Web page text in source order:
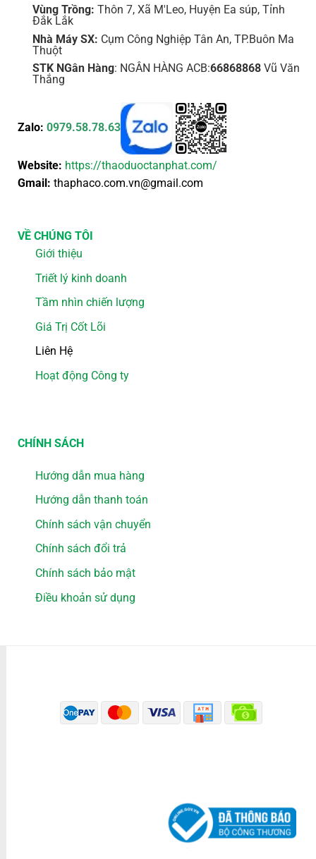
Vùng Trồng: Thôn 7, Xã M'Leo, Huyện Ea súp, Tỉnh
Đắk Lắk
Nhà Máy SX: Cụm Công Nghiệp Tân An, TP.Buôn Ma
Thuột
STK NGân Hàng: NGÂN HÀNG ACB:66868868Vũ Văn
Thắng
Zalo: 0979.58.78.63
Website: https://thaoduoctanphat.com/
Gmail: thaphaco.com.vn@gmail.com
VỀ CHÚNG TÔI
Giới thiệu
Triết lý kinh doanh
Tầm nhìn chiến lượng
Giá Trị Cốt Lõi
Liên Hệ
Hoạt động Công ty
CHÍNH SÁCH
Hướng dẫn mua hàng
Hướng dẫn thanh toán
Chính sách vận chuyển
Chính sách đổi trả
Chính sách bảo mật
Điều khoản sử dụng